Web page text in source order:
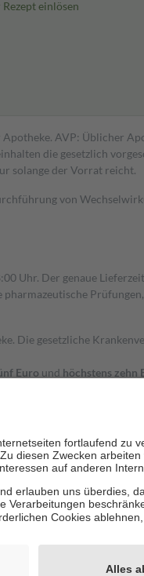
Rezept einlösen
AVP: Üblicher
die gesetzlich
solange der Vorrat reicht.
von
Uhr. Der genaue
Die gesetzliche
Euro und höchstens zehn
zu unterstützen, fallen